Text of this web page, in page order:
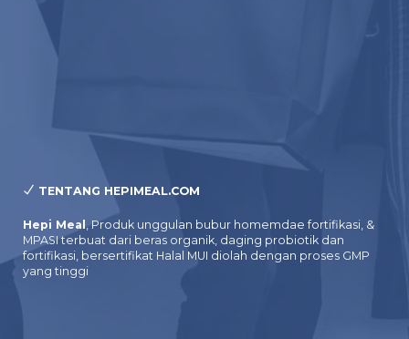
TENTANG HEPIMEAL.COM
Hepi Meal , Produk unggulan bubur homemdae fortifikasi, &
MPASI terbuat dari beras organik, daging probiotik dan
fortifikasi, bersertifikat Halal MUI diolah dengan proses GMP
yang tinggi